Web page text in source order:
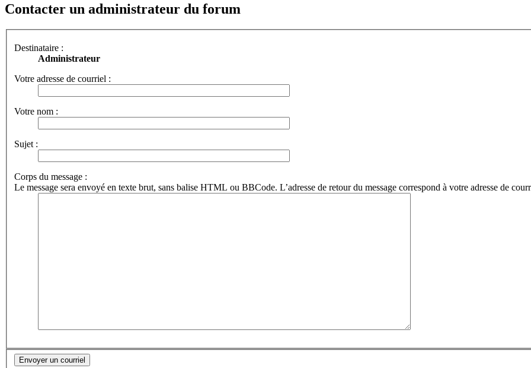
Contacter un administrateur du forum
Destinataire :
Administrateur
Votre adresse de courriel :
Votre nom :
Sujet :
Corps du message :
Le message sera envoyé en texte brut, sans balise HTML ou BBCode. L’adresse de retour du message correspond à votre adresse de